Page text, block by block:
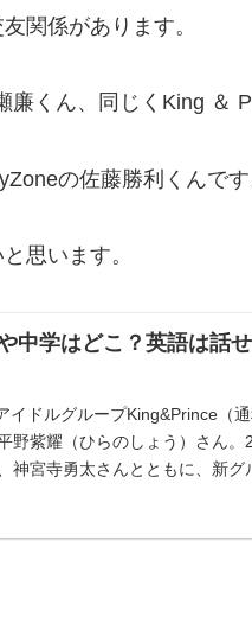
関係があります。
くん、同じくKing ＆
の佐藤勝利くんです
思います。
中学はどこ？英語は話
イドルグループKing&Prince（
野紫耀（ひらのしょう）さん
神宮寺勇太さんとともに、新グ